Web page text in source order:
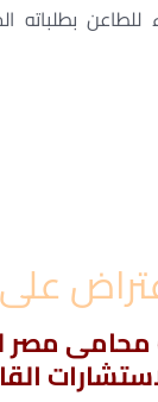
بطلباته
على
محامىمصر